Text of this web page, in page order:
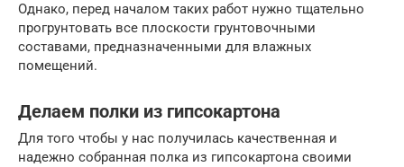
Однако, перед началом таких работ нужно тщательно
прогрунтовать все плоскости грунтовочными
составами, предназначенными для влажных
помещений.
Делаем полки из гипсокартона
Для того чтобы у нас получилась качественная и
надежно собранная полка из гипсокартона своими